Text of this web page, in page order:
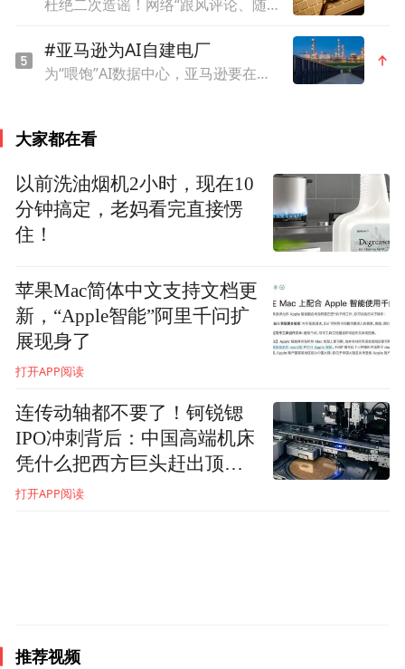
杜绝二次造谣！网络“跟风评论、随意脑补”素养课
#亚马逊为AI自建电厂
为“喂饱”AI数据中心，亚马逊要在美国建一个超级污染源
大家都在看
以前洗油烟机2小时，现在10
分钟搞定，老妈看完直接愣
住！
苹果Mac简体中文支持文档更
新，“Apple智能”阿里千问扩
展现身了
打开APP阅读
连传动轴都不要了！钶锐锶
IPO冲刺背后：中国高端机床
凭什么把西方巨头赶出顶尖
车间？
打开APP阅读
推荐视频